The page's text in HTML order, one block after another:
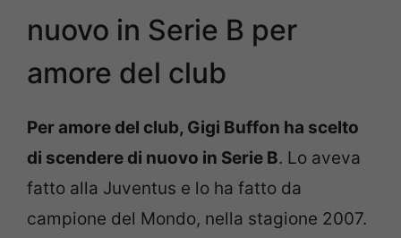
nuovo in Serie B per
amore del club
Per amore del club, Gigi Buffon ha scelto
di scendere di nuovo in Serie B. Lo aveva
fatto alla Juventus e lo ha fatto da
campione del Mondo, nella stagione 2007.